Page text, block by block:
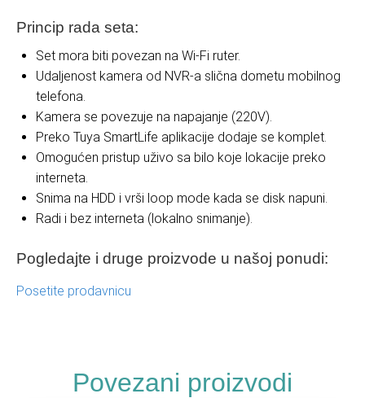
Princip rada seta:
Set mora biti povezan na Wi-Fi ruter.
Udaljenost kamera od NVR-a slična dometu mobilnog
telefona.
Kamera se povezuje na napajanje (220V).
Preko Tuya SmartLife aplikacije dodaje se komplet.
Omogućen pristup uživo sa bilo koje lokacije preko
interneta.
Snima na HDD i vrši loop mode kada se disk napuni.
Radi i bez interneta (lokalno snimanje).
Pogledajte i druge proizvode u našoj ponudi:
Posetite prodavnicu
Povezani proizvodi